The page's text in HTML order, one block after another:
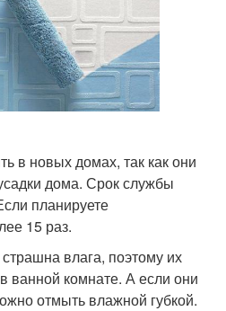
в новых домах, так как они
дома. Срок службы
планируете
15 раз.
влага, поэтому их
ванной комнате. А если они
отмыть влажной губкой.